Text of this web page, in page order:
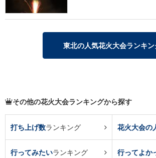
東北の人気花火大会ランキ
その他の花火大会ランキングから探す
打ち上げ数ランキング 花火大会の
行ってみたいランキング 行ってよか